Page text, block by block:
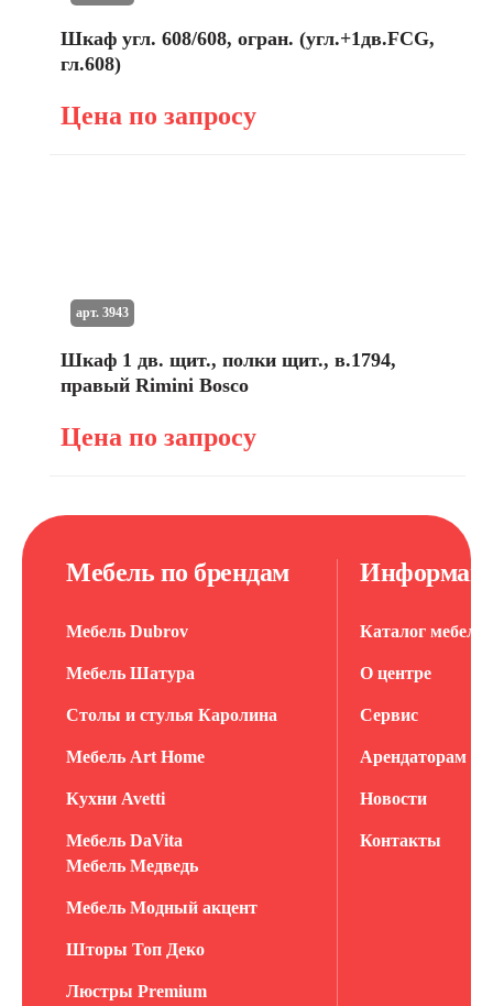
Шкаф угл. 608/608, огран. (угл.+1дв.FCG,
гл.608)
Цена по запросу
Шкаф 1 дв. щит., полки щит., в.1794,
правый Rimini Bosco
Цена по запросу
арт. 3943
Мебель по брендам
Мебель Dubrov
Мебель Шатура
Столы и стулья Каролина
Мебель Art Home
Кухни Avetti
Мебель DaVita
Мебель Медведь
Мебель Модный акцент
Шторы Топ Деко
Люстры Premium
Каталог мебели
О центре
Сервис
Арендаторам
Новости
Контакты